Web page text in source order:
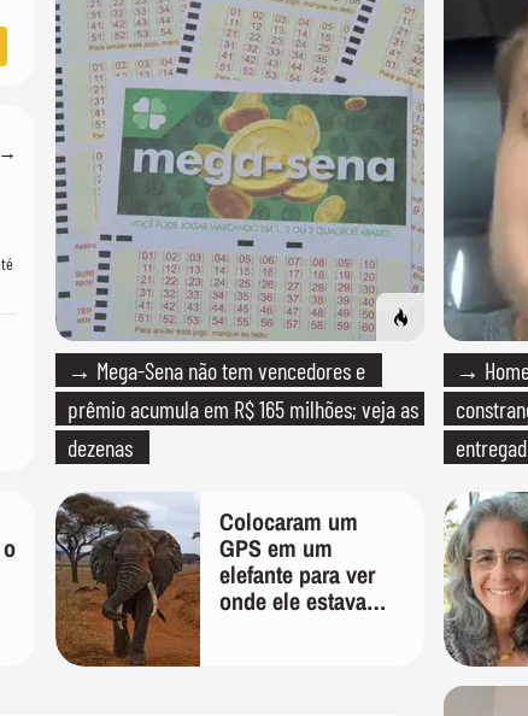
→
→ Mega-Sena não tem vencedores e
prêmio acumula em R$ 165 milhões; veja as
dezenas
→
Colocaram um
GPS em um
elefante para ver
onde ele estava